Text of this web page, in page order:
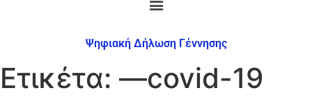
Ψηφιακή Δήλωση Γέννησης
Ετικέτα: —covid-19